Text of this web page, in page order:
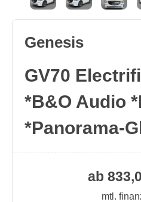
Genesis
GV70
*B&O Audio
*Panorama-
ab
mtl.